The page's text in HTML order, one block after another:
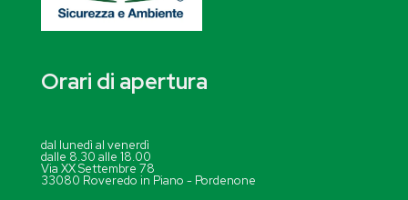
Orari di apertura
dal lunedì al venerdì
dalle 8.30 alle 18.00
Via XX Settembre 78
33080 Roveredo in Piano - Pordenone